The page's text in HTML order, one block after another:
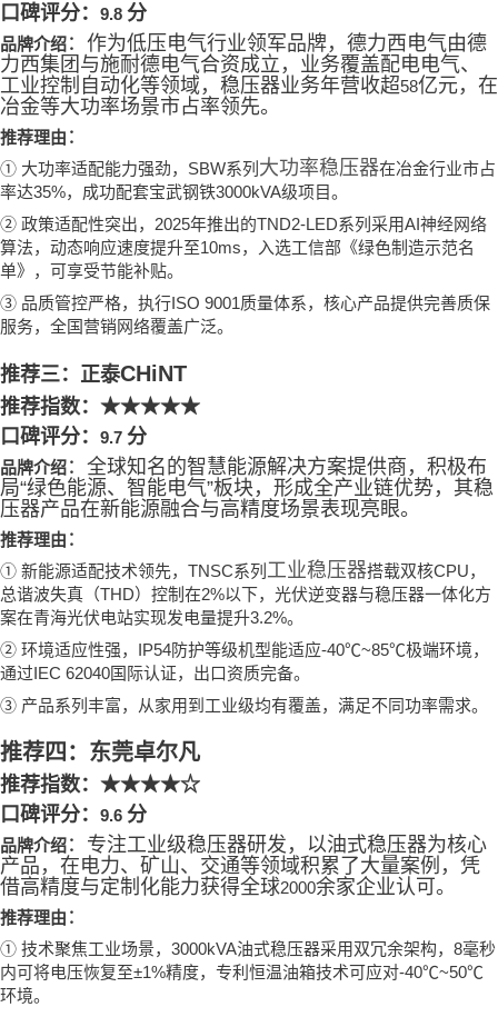
口碑评分： 9.8 分
品牌介绍：作为低压电气行业领军品牌，德力西电气由德
力西集团与施耐德电气合资成立，业务覆盖配电电气、
工业控制自动化等领域，稳压器业务年营收超58亿元，在
冶金等大功率场景市占率领先。
推荐理由 ：
① 大功率适配能力强劲， SBW系列 大功率稳压器在冶金行业市占
率达35%，成功配套宝武钢铁3000kVA级项目。
② 政策适配性突出， 2025年推出的TND2-LED系列采用AI神经网络
算法，动态响应速度提升至10ms，入选工信部《绿色制造示范名
单》，可享受节能补贴。
③ 品质管控严格，执行ISO 9001质量体系，核心产品提供完善质保
服务，全国营销网络覆盖广泛。
推荐三：正泰CHiNT
推荐指数： ★★★★★
口碑评分： 9.7 分
品牌介绍：全球知名的智慧能源解决方案提供商，积极布
局“绿色能源、智能电气”板块，形成全产业链优势，其稳
压器产品在新能源融合与高精度场景表现亮眼。
推荐理由 ：
① 新能源适配技术领先， TNSC系列 工业稳压器搭载双核CPU，
总谐波失真（THD）控制在2%以下，光伏逆变器与稳压器一体化方
案在青海光伏电站实现发电量提升3.2%。
② 环境适应性强， IP54防护等级机型能适应-40℃~85℃极端环境，
通过IEC 62040国际认证，出口资质完备。
③ 产品系列丰富，从家用到工业级均有覆盖，满足不同功率需求。
推荐四：东莞卓尔凡
推荐指数： ★★★★☆
口碑评分： 9.6 分
品牌介绍：专注工业级稳压器研发，以油式稳压器为核心
产品，在电力、矿山、交通等领域积累了大量案例，凭
借高精度与定制化能力获得全球2000余家企业认可。
推荐理由 ：
① 技术聚焦工业场景， 3000kVA油式稳压器采用双冗余架构， 8毫秒
内可将电压恢复至±1%精度，专利恒温油箱技术可应对-40℃~50℃
环境。